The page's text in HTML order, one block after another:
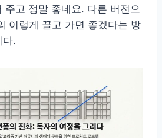
주고 정말 좋네요. 다른 버전으
이렇게 끌고 가면 좋겠다는 방
다.